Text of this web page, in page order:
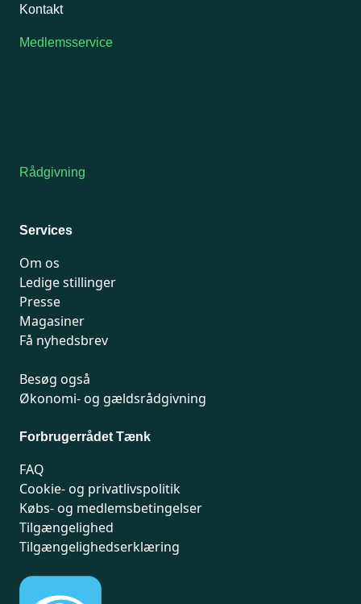
Kontakt
Medlemsservice
Rådgivning
Services
Om os
Ledige stillinger
Presse
Magasiner
Få nyhedsbrev
Besøg også
Økonomi- og gældsrådgivning
Forbrugerrådet Tænk
FAQ
Cookie- og privatlivspolitik
Købs- og medlemsbetingelser
Tilgængelighed
Tilgængelighedserklæring